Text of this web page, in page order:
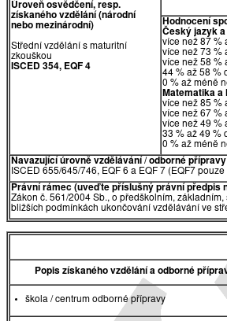
Úroveň osvědčení, resp.
získaného vzdělání (národní
nebo mezinárodní)
Střední vzdělání s maturitní
zkouškou
ISCED 354, EQF 4
Hodnocení
Český jazyk
více než 87 %
více než 73 %
více než 58 %
44 % až 58 %
0 % až méně
Matematika
více než 85 %
více než 67 %
více než 49 %
33 % až 49 %
0 % až méně
Navazující úrovně vzdělávání / odborné přípravy
ISCED 655/645/746, EQF 6 a EQF 7 (EQF7
Právní rámec (uveďte příslušný právní předpis
Zákon č. 561/2004 Sb., o předškolním,
bližších podmínkách ukončování vzdělávání ve
Popis získaného vzdělání a odborné
škola / centrum odborné přípravy